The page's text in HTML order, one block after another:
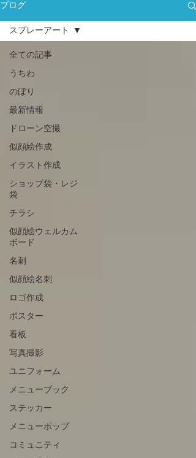
ブログ
全ての記事
うちわ
のぼり
最新情報
ドローン空撮
似顔絵作成
イラスト作成
ショップ袋・レジ
袋
チラシ
似顔絵ウェルカム
ボード
名刺
似顔絵名刺
ロゴ作成
ポスター
看板
写真撮影
ユニフォーム
メニューブック
ステッカー
メニューポップ
コミュニティ
スプレーアート